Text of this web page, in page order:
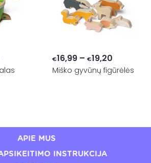
range:
€16,99 – €19,20Price
range:
Miško gyvūnų figūrėlės
APIE MUS
INSTRUKCIJA